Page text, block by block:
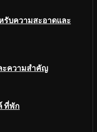
รับความสะอาดและ
ะความสำคัญ
ที่พัก